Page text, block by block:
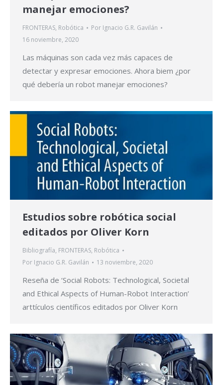
manejar emociones?
FRONTERAS, Robótica Por Ignacio G.R. Gavilán
16 noviembre, 2020
Las máquinas son cada vez más capaces de
detectar y expresar emociones. Ahora biem ¿por
qué debería un robot manejar emociones?
Estudios sobre robótica social
editados por Oliver Korn
Bibliografía, FRONTERAS, Robótica
Por Ignacio G.R. Gavilán 13 noviembre, 2020
Reseña de ‘Social Robots: Technological, Societal
and Ethical Aspects of Human-Robot Interaction’
arttículos científicos editados por Oliver Korn